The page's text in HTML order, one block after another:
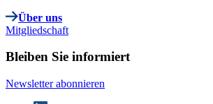
Über uns
Mitgliedschaft
Bleiben Sie informiert
Newsletter abonnieren